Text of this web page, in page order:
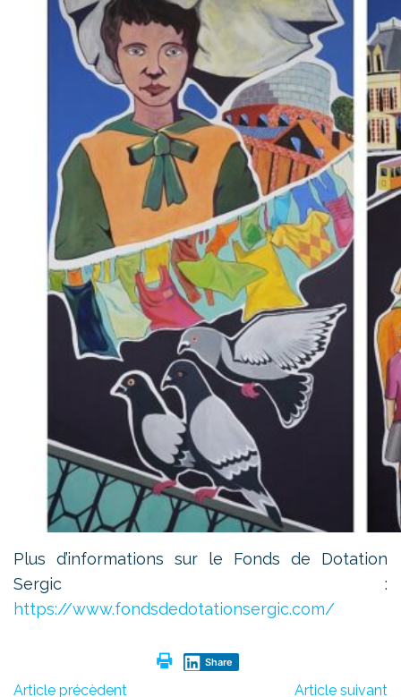
Plus d’informations sur le Fonds de Dotation
Sergic :
https://www.fondsdedotationsergic.com/
Share
Article précèdent Article suivant